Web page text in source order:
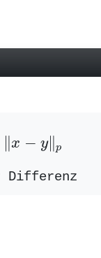
∥x − y∥ p
=‖ ‖
Differenz